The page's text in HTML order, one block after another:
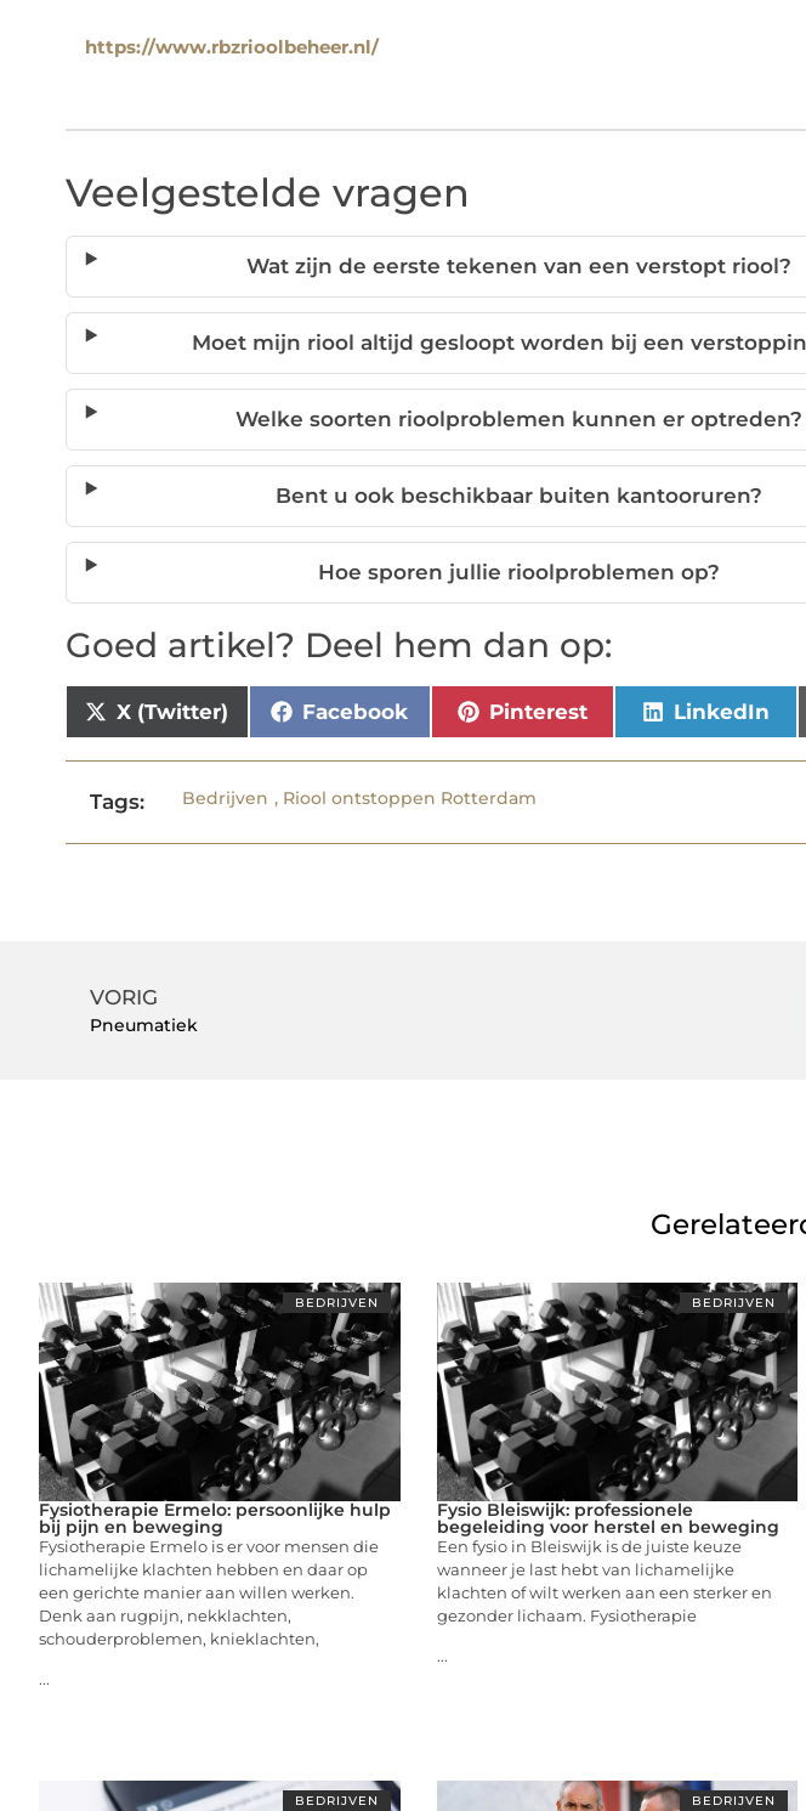
https://www.rbzrioolbeheer.nl/
Veelgestelde vragen
Wat zijn de eerste tekenen van een verstopt riool?
Moet mijn riool altijd gesloopt worden bij een
Welke soorten rioolproblemen kunnen er optreden?
Bent u ook beschikbaar buiten kantooruren?
Hoe sporen jullie rioolproblemen op?
Goed artikel? Deel hem dan op:
X (Twitter) Facebook Pinterest LinkedIn
Tags: Bedrijven , Riool ontstoppen Rotterdam
VORIG
Pneumatiek
BEDRIJVEN
Fysiotherapie Ermelo: persoonlijke hulp
bij pijn en beweging
Fysiotherapie Ermelo is er voor mensen die
lichamelijke klachten hebben en daar op
een gerichte manier aan willen werken.
Denk aan rugpijn, nekklachten,
schouderproblemen, knieklachten,
...
BEDRIJVEN
Fysio Bleiswijk: professionele
begeleiding voor herstel en beweging
Een fysio in Bleiswijk is de juiste keuze
wanneer je last hebt van lichamelijke
klachten of wilt werken aan een sterker en
gezonder lichaam. Fysiotherapie
...
BEDRIJVEN BEDRIJVEN